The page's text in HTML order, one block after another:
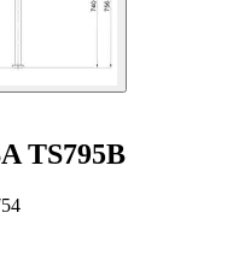
TS795B